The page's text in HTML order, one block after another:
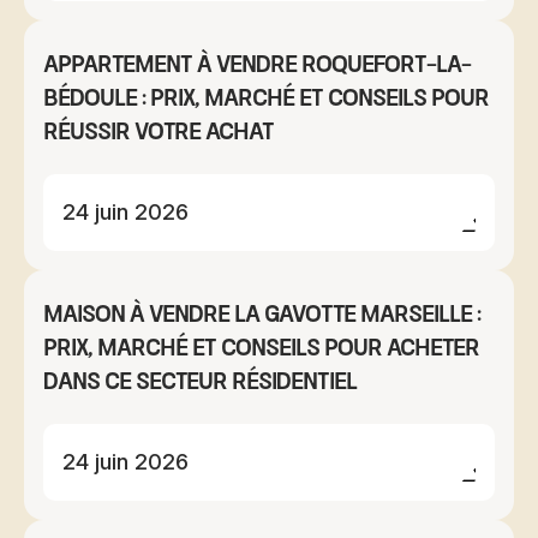
Appartement à vendre Roquefort-la-
Bédoule : prix, marché et conseils pour
réussir votre achat
24 juin 2026
Maison à vendre La Gavotte Marseille :
prix, marché et conseils pour acheter
dans ce secteur résidentiel
24 juin 2026